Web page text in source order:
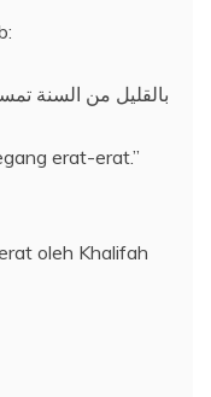
بالقليل من السنة
erat-erat.”
oleh Khalifah